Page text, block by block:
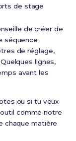
de stage
de créer de
séquence
de réglage,
lignes,
avant les
ou si tu veux
comme notre
chaque matière